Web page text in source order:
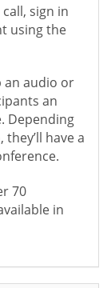
sign in
using the
an audio or
an
Depending
have a
70
in